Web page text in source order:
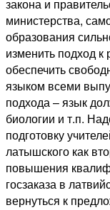
закона и
министерства,
образования
изменить подход
обеспечить
языком всеми
подхода – язык
биологии и т.п.
подготовку
латышского как
повышения
госзаказа в
вернуться к